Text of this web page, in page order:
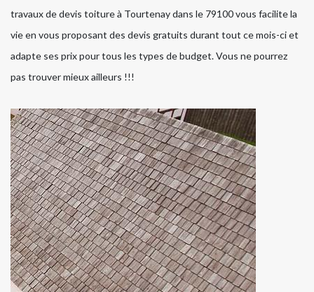
travaux de devis toiture à Tourtenay dans le 79100 vous facilite la
vie en vous proposant des devis gratuits durant tout ce mois-ci et
adapte ses prix pour tous les types de budget. Vous ne pourrez
pas trouver mieux ailleurs !!!